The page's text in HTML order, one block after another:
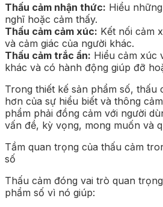
Thấu cảm nhận thức: Hiểu
nghĩ hoặc cảm thấy.
Thấu cảm cảm xúc: Kết nối cảm
và cảm giác của người khác.
Thấu cảm trắc ẩn: Hiểu cảm xúc
khác và có hành động giúp đỡ
Trong thiết kế sản phẩm số, thấu
hơn của sự hiểu biết và thông
phẩm phải đồng cảm với người
vấn đề, kỳ vọng, mong muốn và
Tầm quan trọng của thấu cảm
số
Thấu cảm đóng vai trò quan
phẩm số vì nó giúp: